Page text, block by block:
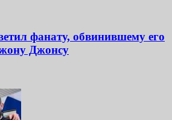
фанату, обвинившему его
Джонсу